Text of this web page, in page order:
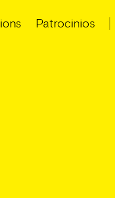
toggle
Patrocinios